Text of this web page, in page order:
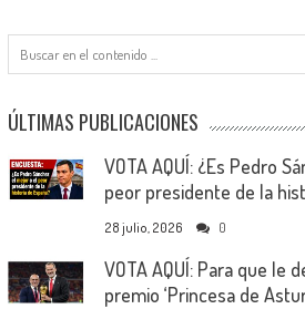
ÚLTIMAS PUBLICACIONES
VOTA AQUÍ: ¿Es Pedro
peor presidente de la
28 julio, 2026 0
VOTA AQUÍ: Para que le
premio ‘Princesa de